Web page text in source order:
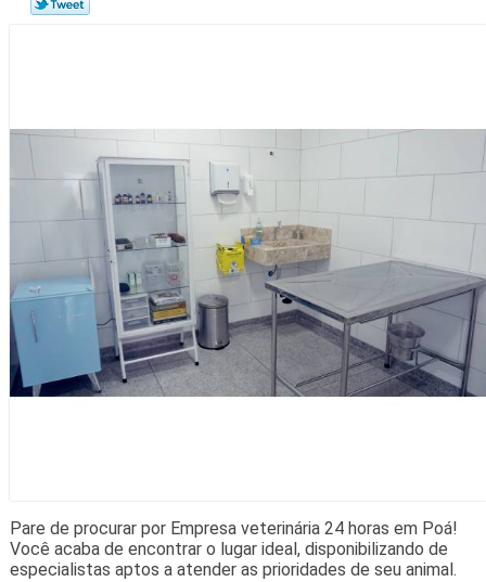
Pare de procurar por Empresa veterinária 24 horas em Poá!
Você acaba de encontrar o lugar ideal, disponibilizando de
especialistas aptos a atender as prioridades de seu animal.